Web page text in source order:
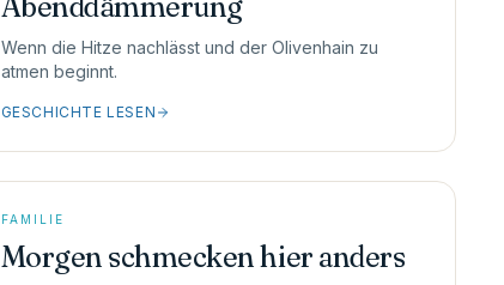
Wenn die Hitze nachlässt und der Olivenhain zu
atmen beginnt.
GESCHICHTE LESEN
FAMILIE
Morgen schmecken hier anders